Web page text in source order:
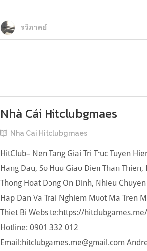
รวีภาคย์
Nhà Cái Hitclubgmaes
Nha Cai Hitclubgmaes
HitClub– Nen Tang Giai Tri Truc Tuyen
Hang Dau, So Huu Giao Dien Than Thien,
Thong Hoat Dong On Dinh, Nhieu
Hap Dan Va Trai Nghiem Muot Ma Tren
Thiet Bi Website:https://hitclubgames.me/
Hotline: 0901 332 012
Email:hitclubgames.me@gmail.com